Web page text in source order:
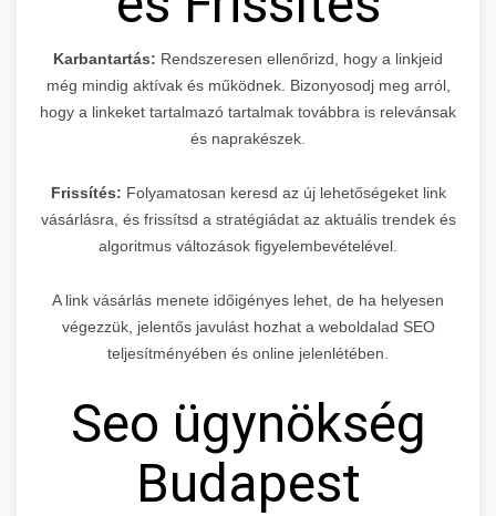
Karbantartás: Rendszeresen ellenőrizd, hogy a linkjeid
még mindig aktívak és működnek. Bizonyosodj meg arról,
hogy a linkeket tartalmazó tartalmak továbbra is relevánsak
és naprakészek.
Frissítés: Folyamatosan keresd az új lehetőségeket link
vásárlásra, és frissítsd a stratégiádat az aktuális trendek és
algoritmus változások figyelembevételével.
A link vásárlás menete időigényes lehet, de ha helyesen
végezzük, jelentős javulást hozhat a weboldalad SEO
teljesítményében és online jelenlétében.
Seo ügynökség
Budapest